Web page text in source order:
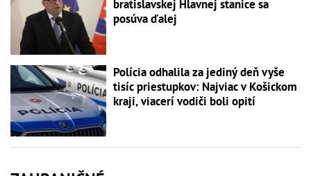
bratislavskej Hlavnej stanice sa
posúva ďalej
Polícia odhalila za jediný deň vyše
tisíc priestupkov: Najviac v Košickom
kraji, viacerí vodiči boli opití